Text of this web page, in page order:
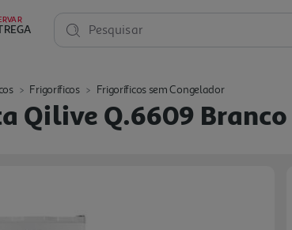
Pesquisar
Frigoríficos Frigoríficos sem Congelador
Qilive Q.6609